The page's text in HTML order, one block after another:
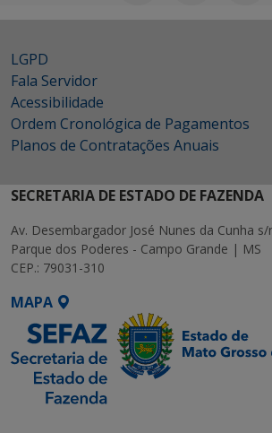
LGPD
Fala Servidor
Acessibilidade
Ordem Cronológica de Pagamentos
Planos de Contratações Anuais
SECRETARIA DE ESTADO DE FAZENDA
Av. Desembargador José Nunes da Cunha
Parque dos Poderes - Campo Grande | MS
CEP.: 79031-310
MAPA